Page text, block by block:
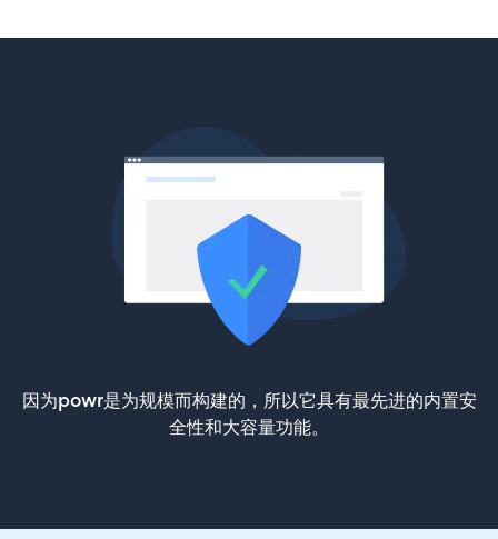
因为powr是为规模而构建的，所以它具有最先进的内置安
全性和大容量功能。